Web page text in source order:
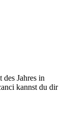
Jahres in
kannst du dir